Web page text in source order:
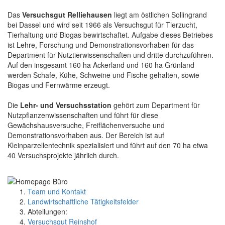
Das Versuchsgut Relliehausen liegt am östlichen Sollingrand
bei Dassel und wird seit 1966 als Versuchsgut für Tierzucht,
Tierhaltung und Biogas bewirtschaftet. Aufgabe dieses Betriebes
ist Lehre, Forschung und Demonstrationsvorhaben für das
Department für Nutztierwissenschaften und dritte durchzuführen.
Auf den insgesamt 160 ha Ackerland und 160 ha Grünland
werden Schafe, Kühe, Schweine und Fische gehalten, sowie
Biogas und Fernwärme erzeugt.
Die Lehr- und Versuchsstation gehört zum Department für
Nutzpflanzenwissenschaften und führt für diese
Gewächshausversuche, Freiflächenversuche und
Demonstrationsvorhaben aus. Der Bereich ist auf
Kleinparzellentechnik spezialisiert und führt auf den 70 ha etwa
40 Versuchsprojekte jährlich durch.
Team und Kontakt
Landwirtschaftliche Tätigkeitsfelder
Abteilungen:
Versuchsgut Reinshof